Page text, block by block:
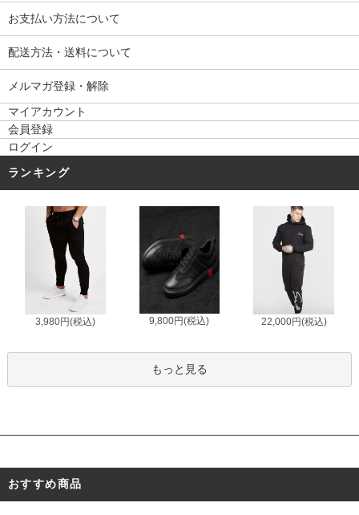
お支払い方法について
配送方法・送料について
メルマガ登録・解除
マイアカウント
会員登録
ログイン
ランキング
3,980円(税込) 9,800円(税込) 22,000円(税込)
もっと見る
おすすめ商品